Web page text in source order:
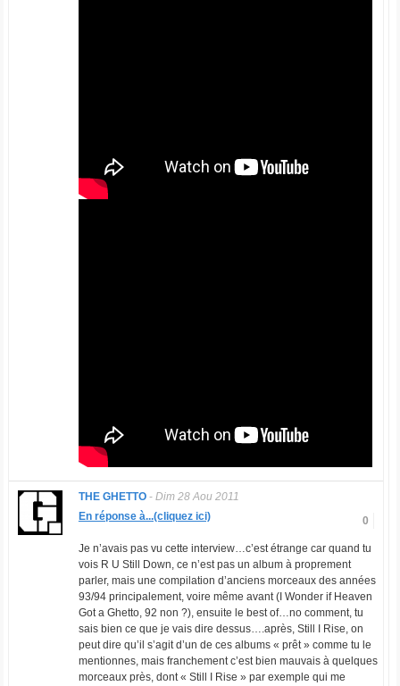
THE GHETTO- Dim 28 Aou 2011
0
En réponse à...(cliquez ici)
Je n’avais pas vu cette interview…c’est étrange car quand tu
vois R U Still Down, ce n’est pas un album à proprement
parler, mais une compilation d’anciens morceaux des années
93/94 principalement, voire même avant (I Wonder if Heaven
Got a Ghetto, 92 non ?), ensuite le best of…no comment, tu
sais bien ce que je vais dire dessus….après, Still I Rise, on
peut dire qu’il s’agit d’un de ces albums « prêt » comme tu le
mentionnes, mais franchement c’est bien mauvais à quelques
morceaux près, dont « Still I Rise » par exemple qui me